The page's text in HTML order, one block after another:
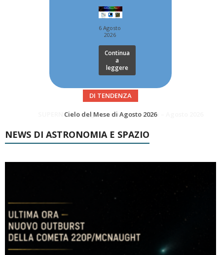
6 Agosto
2026
Continua
a
leggere
DI TENDENZA
SUPERNOVAE aggiornamenti del mese – Agosto 2026
Le Comete del mese di Agosto: LA 10P/TEMPEL AL PERIELIO
NEWS DI ASTRONOMIA E SPAZIO